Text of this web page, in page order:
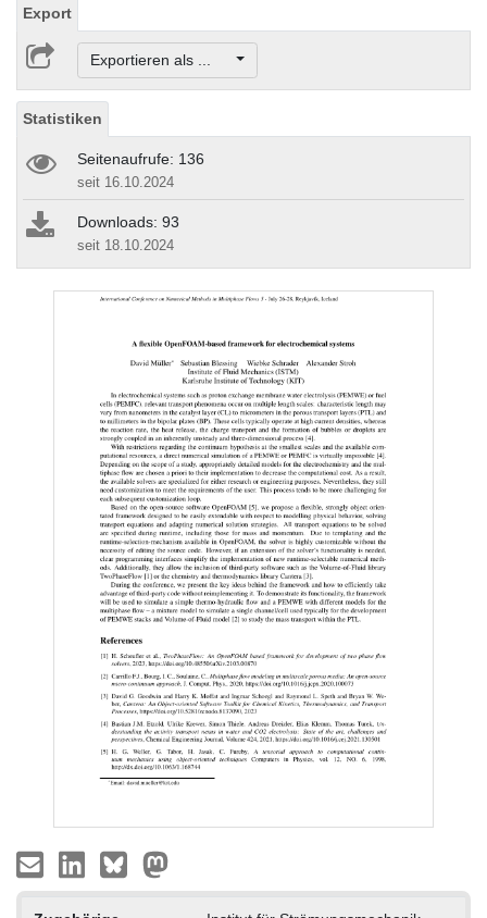
Export
Exportieren als ...
Statistiken
Seitenaufrufe: 136
seit 16.10.2024
Downloads: 93
seit 18.10.2024